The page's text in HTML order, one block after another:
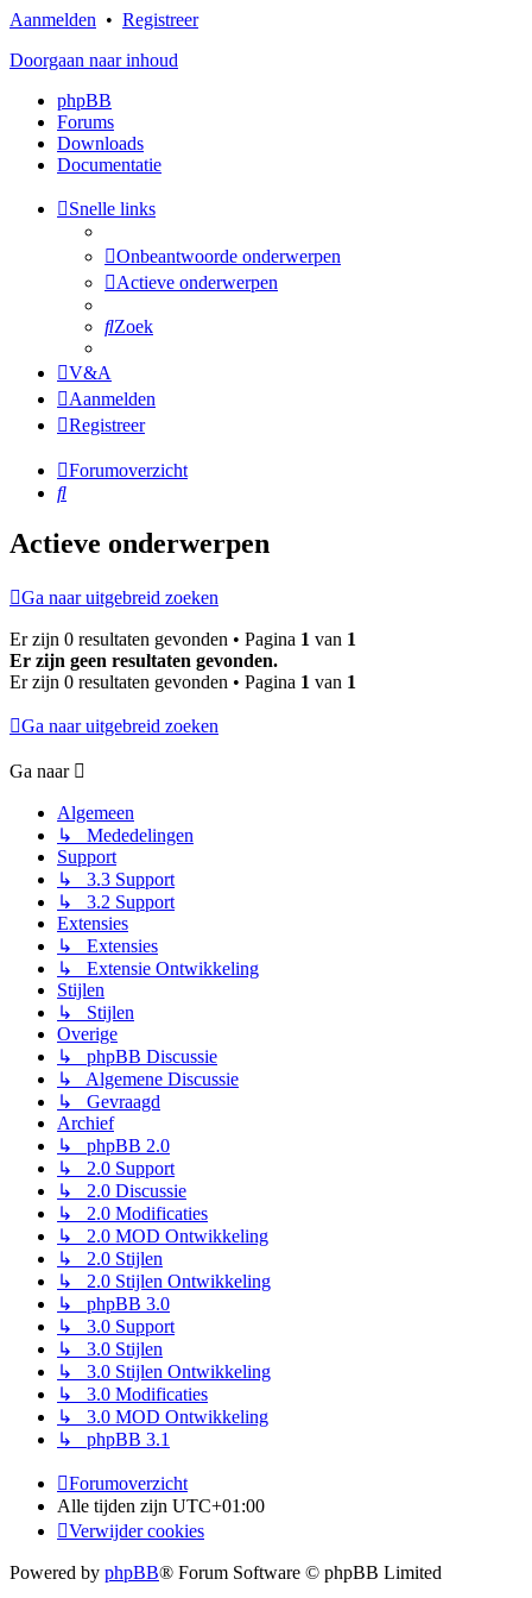
Aanmelden • Registreer
Doorgaan naar inhoud
phpBB
Forums
Downloads
Documentatie
Snelle links
Onbeantwoorde onderwerpen
Actieve onderwerpen
Zoek
V&A
Aanmelden
Registreer
Forumoverzicht
Zoek
Actieve onderwerpen
Ga naar uitgebreid zoeken
Er zijn 0 resultaten gevonden • Pagina 1 van 1
Er zijn geen resultaten gevonden.
Er zijn 0 resultaten gevonden • Pagina 1 van 1
Ga naar uitgebreid zoeken
Ga naar
Algemeen
↳ Mededelingen
Support
↳ 3.3 Support
↳ 3.2 Support
Extensies
↳ Extensies
↳ Extensie Ontwikkeling
Stijlen
↳ Stijlen
Overige
↳ phpBB Discussie
↳ Algemene Discussie
↳ Gevraagd
Archief
↳ phpBB 2.0
↳ 2.0 Support
↳ 2.0 Discussie
↳ 2.0 Modificaties
↳ 2.0 MOD Ontwikkeling
↳ 2.0 Stijlen
↳ 2.0 Stijlen Ontwikkeling
↳ phpBB 3.0
↳ 3.0 Support
↳ 3.0 Stijlen
↳ 3.0 Stijlen Ontwikkeling
↳ 3.0 Modificaties
↳ 3.0 MOD Ontwikkeling
↳ phpBB 3.1
Forumoverzicht
Alle tijden zijn UTC+01:00
Verwijder cookies
Powered by phpBB® Forum Software © phpBB Limited